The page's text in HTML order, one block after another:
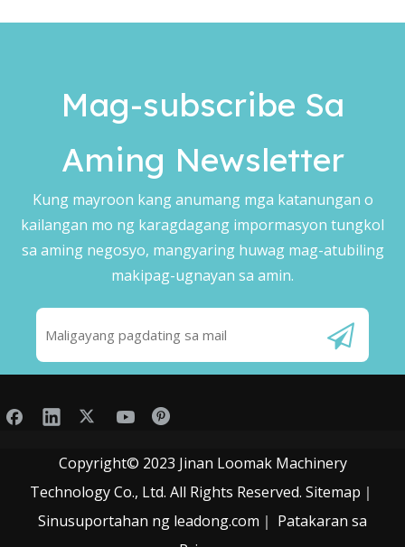
Mag-subscribe Sa
Aming Newsletter
Kung mayroon kang anumang mga katanungan o
kailangan mo ng karagdagang impormasyon tungkol
sa aming negosyo, mangyaring huwag mag-atubiling
makipag-ugnayan sa amin.
Copyright© 2023 Jinan Loomak Machinery
Technology Co., Ltd. All Rights Reserved. Sitemap ｜
Sinusuportahan ng leadong.com ｜ Patakaran sa